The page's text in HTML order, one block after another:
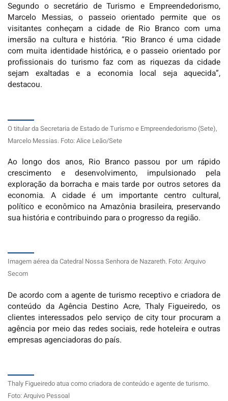
Segundo o secretário de Turismo e Empreendedorismo,
Marcelo Messias, o passeio orientado permite que os
visitantes conheçam a cidade de Rio Branco com uma
imersão na cultura e história. “Rio Branco é uma cidade
com muita identidade histórica, e o passeio orientado por
profissionais do turismo faz com as riquezas da cidade
sejam exaltadas e a economia local seja aquecida”,
destacou.
O titular da Secretaria de Estado de Turismo e Empreendedorismo (Sete),
Marcelo Messias. Foto: Alice Leão/Sete
Ao longo dos anos, Rio Branco passou por um rápido
crescimento e desenvolvimento, impulsionado pela
exploração da borracha e mais tarde por outros setores da
economia. A cidade é um importante centro cultural,
político e econômico na Amazônia brasileira, preservando
sua história e contribuindo para o progresso da região.
Imagem aérea da Catedral Nossa Senhora de Nazareth. Foto: Arquivo
Secom
De acordo com a agente de turismo receptivo e criadora de
conteúdo da Agência Destino Acre, Thaly Figueiredo, os
clientes interessados pelo serviço de city tour procuram a
agência por meio das redes sociais, rede hoteleira e outras
empresas agenciadoras do país.
Thaly Figueiredo atua como criadora de conteúdo e agente de turismo.
Foto: Arquivo Pessoal